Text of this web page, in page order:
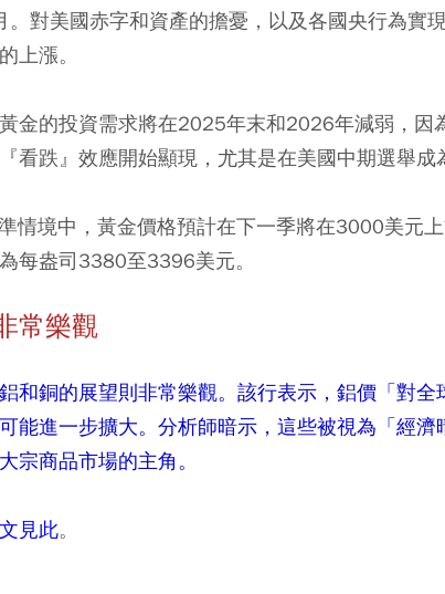
。對美國赤字和資產的擔憂，以及各國央行為實
上漲。
金的投資需求將在2025年末和2026年減弱，因
看跌』效應開始顯現，尤其是在美國中期選舉成
情境中，黃金價格預計在下一季將在3000美元
每盎司3380至3396美元。
常樂觀
和銅的展望則非常樂觀。該行表示，鋁價「對全
能進一步擴大。分析師暗示，這些被視為「經
宗商品市場的主角。
見此。